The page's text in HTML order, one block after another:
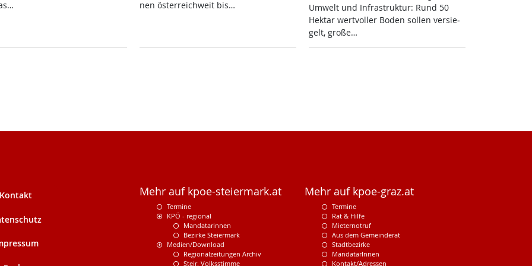
nen ös­t­er­reich­weit bis…
Um­welt und In­fra­struk­tur: Rund 50
Hektar wert­vol­ler Bo­den sol­len ver­sie­
gelt, gro­ße…
Kontakt Mehr auf kpoe-steiermark.at
Termine
KPÖ - regional
Mandatarinnen
Bezirke Steiermark
Medien/Download
Regionalzeitungen Archiv
Steir. Volksstimme
Mehr auf kpoe-graz.at
Termine
Rat & Hilfe
Mieternotruf
Aus dem Gemeinderat
Stadtbezirke
MandatarInnen
Kontakt/Adressen